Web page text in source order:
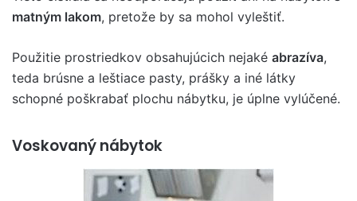
matným lakom, pretože by sa mohol vyleštiť.
Použitie prostriedkov obsahujúcich nejaké abrazíva,
teda brúsne a leštiace pasty, prášky a iné látky
schopné poškrabať plochu nábytku, je úplne vylúčené.
Voskovaný nábytok